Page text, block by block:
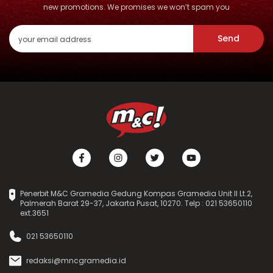
new promotions. We promises we won’t spam you
Send
Penerbit M&C Gramedia Gedung Kompas Gramedia Unit II Lt.2,
Palmerah Barat 29-37, Jakarta Pusat, 10270. Telp : 021 53650110
ext.3651
021 53650110
redaksi@mncgramedia.id